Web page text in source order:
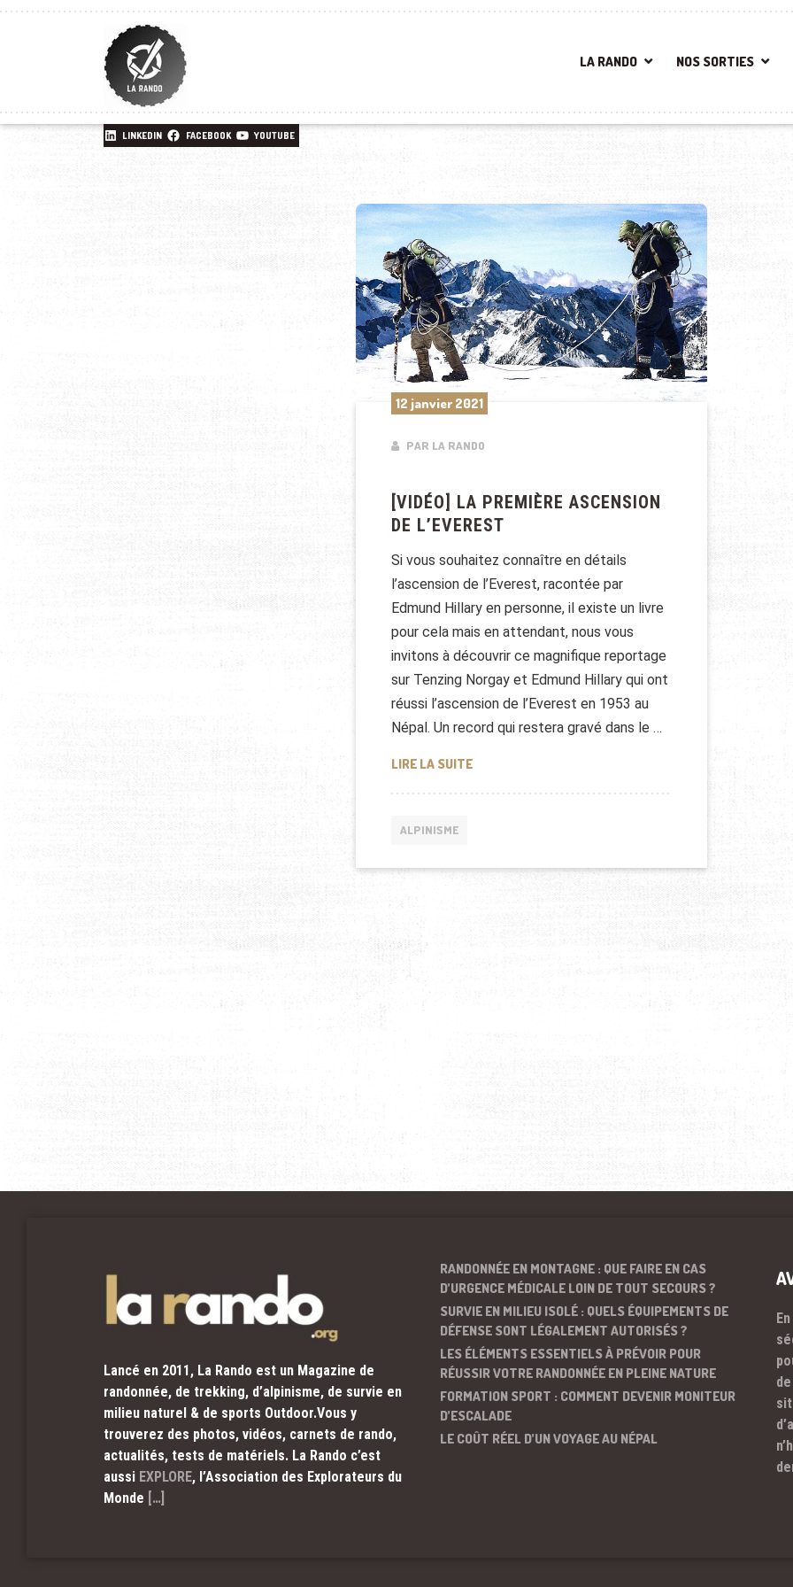
LA RANDO NOS SORTIES
LINKEDIN FACEBOOK YOUTUBE
12 janvier 2021
PAR LA RANDO
[VIDÉO] LA PREMIÈRE ASCENSION
DE L’EVEREST
Si vous souhaitez connaître en détails
l’ascension de l’Everest, racontée par
Edmund Hillary en personne, il existe un livre
pour cela mais en attendant, nous vous
invitons à découvrir ce magnifique reportage
sur Tenzing Norgay et Edmund Hillary qui ont
réussi l’ascension de l’Everest en 1953 au
Népal. Un record qui restera gravé dans le …
LIRE LA SUITE[VIDÉO] LA PREMIÈRE ASCENSION DE L’EVEREST
ALPINISME
Lancé en 2011, La Rando est un Magazine de
randonnée, de trekking, d’alpinisme, de survie en
milieu naturel & de sports Outdoor.Vous y
trouverez des photos, vidéos, carnets de rando,
actualités, tests de matériels. La Rando c’est
aussi EXPLORE, l’Association des Explorateurs du
Monde […]
RANDONNÉE EN MONTAGNE : QUE FAIRE EN CAS
D’URGENCE MÉDICALE LOIN DE TOUT SECOURS ?
SURVIE EN MILIEU ISOLÉ : QUELS ÉQUIPEMENTS DE
DÉFENSE SONT LÉGALEMENT AUTORISÉS ?
LES ÉLÉMENTS ESSENTIELS À PRÉVOIR POUR
RÉUSSIR VOTRE RANDONNÉE EN PLEINE NATURE
FORMATION SPORT : COMMENT DEVENIR MONITEUR
D’ESCALADE
LE COÛT RÉEL D’UN VOYAGE AU NÉPAL